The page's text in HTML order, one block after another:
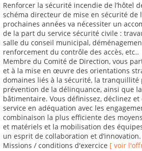
Renforcer la sécurité incendie de l’hôtel
schéma directeur de mise en sécurité de
prochaines années va nécessiter un
de la part du service sécurité civile :
salle du conseil municipal,
renforcement du contrôle des accès, etc..
Membre du Comité de Direction, vous
et à la mise en œuvre des orientations
domaines liés à la sécurité, la tranquillité
prévention de la délinquance, ainsi que
bâtimentaire. Vous définissez, déclinez
service en adéquation avec les
combinaison la plus efficiente des
et matériels et la mobilisation des
un esprit de collaboration et d’innovation.
Missions / conditions d'exercice [ voir